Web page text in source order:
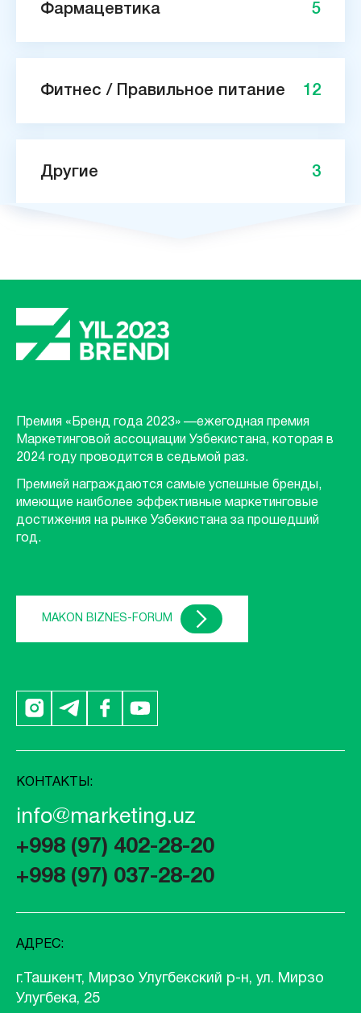
Фармацевтика 5
Фитнес / Правильное питание 12
Другие 3
Премия «Бренд года 2023» —ежегодная премия
Маркетинговой ассоциации Узбекистана, которая в
2024 году проводится в седьмой раз.
Премией награждаются самые успешные бренды,
имеющие наиболее эффективные маркетинговые
достижения на рынке Узбекистана за прошедший
год.
MAKON BIZNES-FORUM
КОНТАКТЫ:
info@marketing.uz
+998 (97) 402-28-20
+998 (97) 037-28-20
АДРЕС:
г.Ташкент, Мирзо Улугбекский р-н, ул. Мирзо
Улугбека, 25